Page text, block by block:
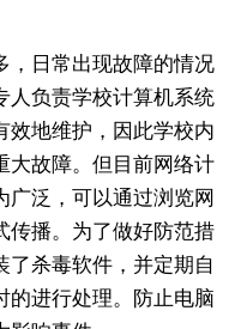
，日常出现故障的情况
人负责学校计算机系统
效地维护，因此学校内
大故障。但目前网络计
广泛，可以通过浏览网
传播。为了做好防范措
了杀毒软件，并定期自
的进行处理。防止电脑